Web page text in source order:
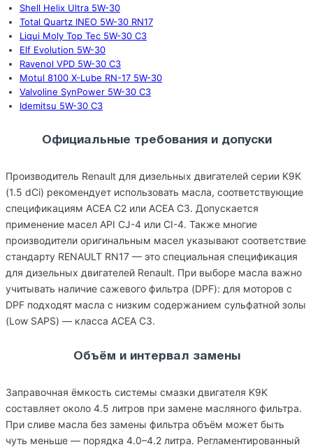
Shell Helix Ultra 5W-30
Total Quartz INEO 5W-30 RN17
Liqui Moly Top Tec 5W-30 C3
Elf Evolution 5W-30
Ravenol VPD 5W-30 C3
Motul 8100 X-Lube RN-17 5W-30
Valvoline SynPower 5W-30 C3
Idemitsu 5W-30 C3
Официальные требования и допуски
Производитель Renault для дизельных двигателей серии K9K
(1.5 dCi) рекомендует использовать масла, соответствующие
спецификациям ACEA C2 или ACEA C3. Допускается
применение масел API CJ-4 или CI-4. Также многие
производители оригинальным масел указывают соответствие
стандарту RENAULT RN17 — это специальная спецификация
для дизельных двигателей Renault. При выборе масла важно
учитывать наличие сажевого фильтра (DPF): для моторов с
DPF подходят масла с низким содержанием сульфатной золы
(Low SAPS) — класса ACEA C3.
Объём и интервал замены
Заправочная ёмкость системы смазки двигателя K9K
составляет около 4.5 литров при замене масляного фильтра.
При сливе масла без замены фильтра объём может быть
чуть меньше — порядка 4.0–4.2 литра. Регламентированный